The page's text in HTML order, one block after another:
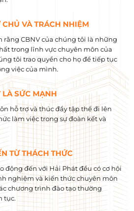
CHỦ VÀ TRÁCH NHIỆM
rằng CBNV của chúng tôi là những
trong lĩnh vực chuyên môn của
tôi trao quyền cho họ để tiếp tục
việc của mình.
SỨC MẠNH
hỗ trợ và thúc đẩy tập thể đi lên
làm việc trong sự đoàn kết và
TỪ THÁCH THỨC
động đến với Hải Phát đều có cơ hội
nghiệm và kiến ​​thức chuyên môn
chương trình đào tạo thường
tục.